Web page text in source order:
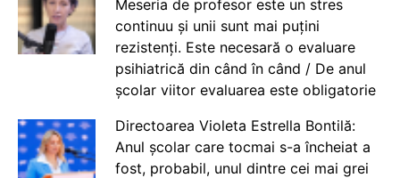
Meseria de profesor este un stres
continuu și unii sunt mai puțini
rezistenți. Este necesară o evaluare
psihiatrică din când în când / De anul
școlar viitor evaluarea este obligatorie
Directoarea Violeta Estrella Bontilă:
Anul școlar care tocmai s-a încheiat a
fost, probabil, unul dintre cei mai grei